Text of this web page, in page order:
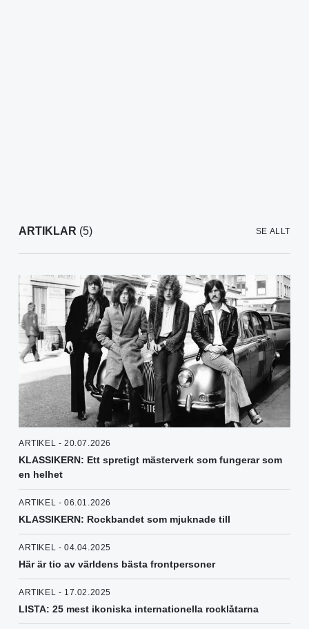
ARTIKLAR (5) SE ALLT
ARTIKEL - 20.07.2026
KLASSIKERN: Ett spretigt mästerverk som fungerar som
en helhet
ARTIKEL - 06.01.2026
KLASSIKERN: Rockbandet som mjuknade till
ARTIKEL - 04.04.2025
Här är tio av världens bästa frontpersoner
ARTIKEL - 17.02.2025
LISTA: 25 mest ikoniska internationella rocklåtarna